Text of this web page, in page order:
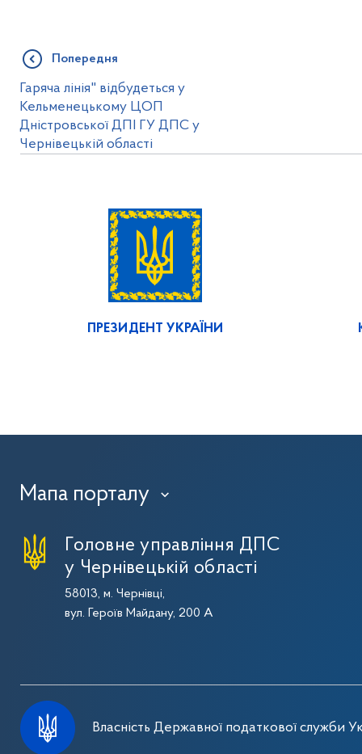
Попередня
Гаряча лінія" відбудеться у
Кельменецькому ЦОП
Дністровської ДПІ ГУ ДПС у
Чернівецькій області
ПРЕЗИДЕНТ УКРАЇНИ
Мапа порталу ›
Головне управління ДПС
у Чернівецькій області
58013, м. Чернівці,
вул. Героїв Майдану, 200 А
Власність Державної податкової служби